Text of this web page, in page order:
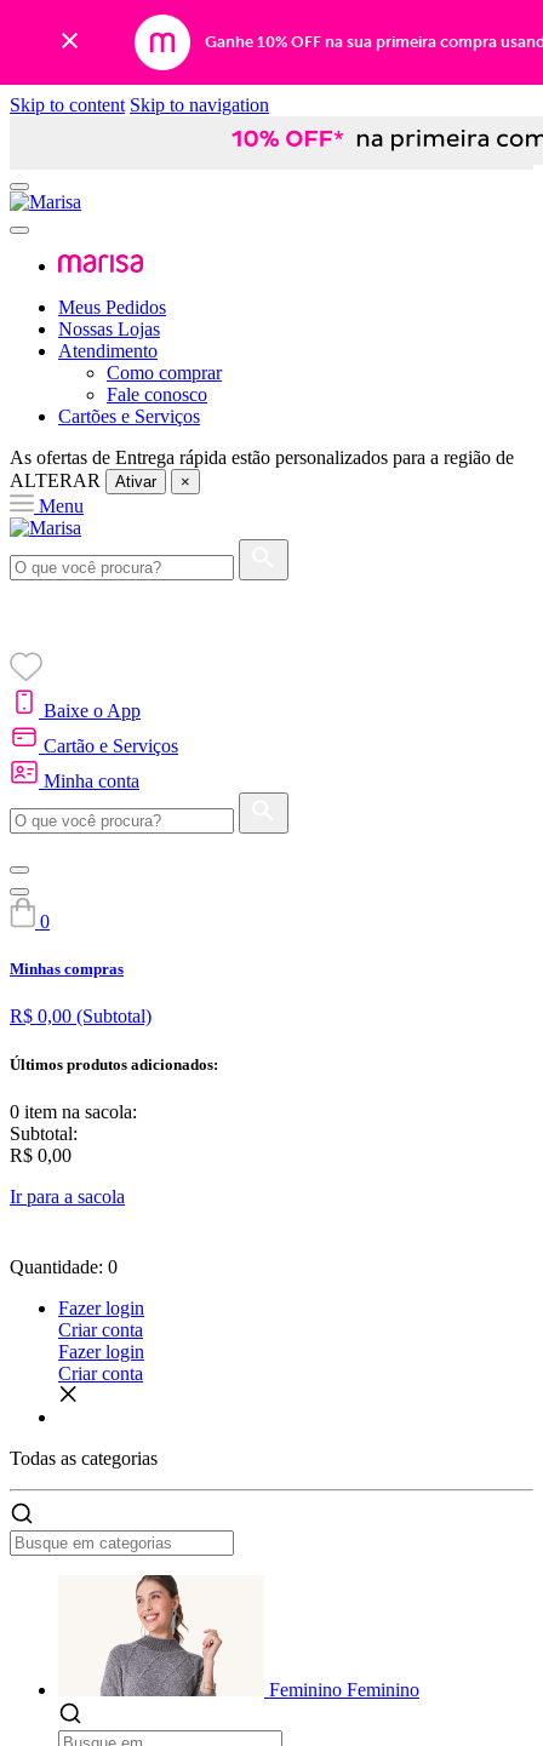
Ganhe 10% OFF na sua primeira compra
Skip to content Skip to navigation
Meus Pedidos
Nossas Lojas
Atendimento
Como comprar
Fale conosco
Cartões e Serviços
As ofertas de Entrega rápida estão personalizados para a região de
ALTERAR
Ativar ×
Menu
Baixe o App
Cartão e Serviços
Minha conta
0
Minhas compras
R$ 0,00 (Subtotal)
Últimos produtos adicionados:
0 item na sacola:
Subtotal:
R$ 0,00
Ir para a sacola
Quantidade: 0
Fazer login
Criar conta
Fazer login
Criar conta
Todas as categorias
Feminino Feminino